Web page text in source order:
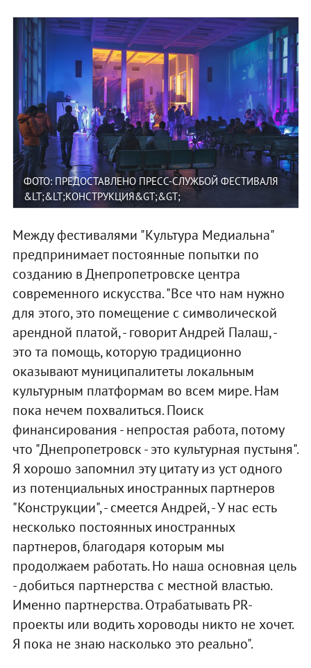
ФОТО: ПРЕДОСТАВЛЕНО ПРЕСС-СЛУЖБОЙ ФЕСТИВАЛЯ
&LT;&LT;КОНСТРУКЦИЯ&GT;&GT;
Между фестивалями "Культура Медиальна"
предпринимает постоянные попытки по
созданию в Днепропетровске центра
современного искусства. "Все что нам нужно
для этого, это помещение с символической
арендной платой, - говорит Андрей Палаш, -
это та помощь, которую традиционно
оказывают муниципалитеты локальным
культурным платформам во всем мире. Нам
пока нечем похвалиться. Поиск
финансирования - непростая работа, потому
что "Днепропетровск - это культурная пустыня".
Я хорошо запомнил эту цитату из уст одного
из потенциальных иностранных партнеров
"Конструкции", - смеется Андрей, - У нас есть
несколько постоянных иностранных
партнеров, благодаря которым мы
продолжаем работать. Но наша основная цель
- добиться партнерства с местной властью.
Именно партнерства. Отрабатывать PR-
проекты или водить хороводы никто не хочет.
Я пока не знаю насколько это реально".